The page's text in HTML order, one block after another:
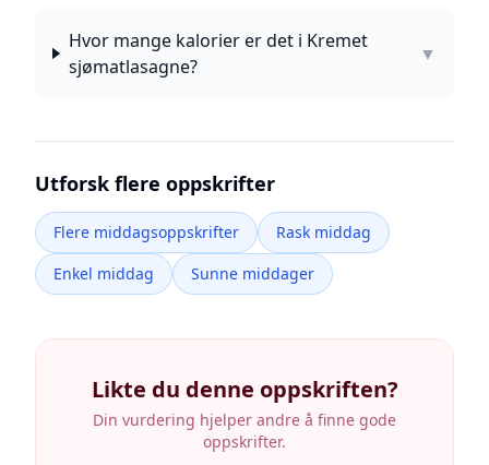
Hvor mange kalorier er det i Kremet
sjømatlasagne?
▼
Utforsk flere oppskrifter
Flere middagsoppskrifter
Rask middag
Enkel middag
Sunne middager
Likte du denne oppskriften?
Din vurdering hjelper andre å finne gode
oppskrifter.